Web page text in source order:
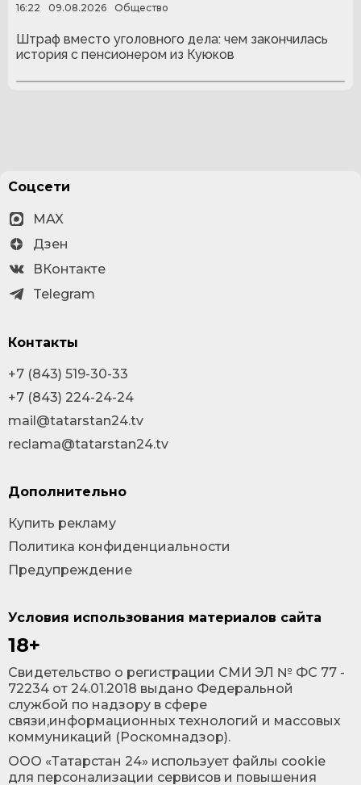
16:22 09.08.2026 Общество
Штраф вместо уголовного дела: чем закончилась
история с пенсионером из Куюков
Условия использования материалов сайта
18+
Cвидетельство о регистрации СМИ ЭЛ № ФС 77 -
72234 от 24.01.2018 выдано Федеральной
службой по надзору в сфере
связи,информационных технологий и массовых
коммуникаций (Роскомнадзор).
ООО «Татарстан 24» использует файлы cookie
для персонализации сервисов и повышения
Соцсети
MAX
Дзен
ВКонтакте
Telegram
Контакты
+7 (843) 519-30-33
+7 (843) 224-24-24
mail@tatarstan24.tv
reclama@tatarstan24.tv
Дополнительно
Купить рекламу
Политика конфиденциальности
Предупреждение